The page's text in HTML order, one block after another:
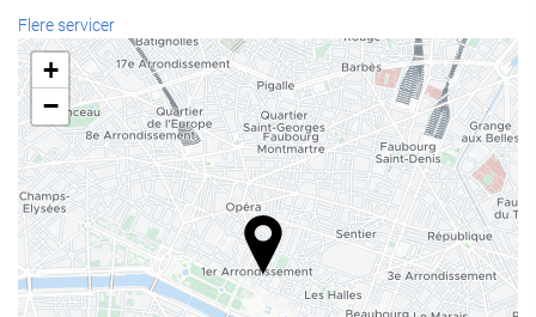
Varme
Elevator
Handikapvenlig adgang.
Ikke-ryger værelser
Rygning forbudt på alle fælles- og privatområder
Lydisolerede værelser
Receptionen
Døgnåben reception
Flere servicer
+
−